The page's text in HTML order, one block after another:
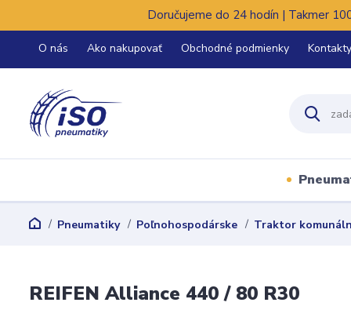
Doručujeme do 24 hodín | Takmer
O nás Ako nakupovať Obchodné podmienky Kontakty
Pneumatiky Poľnohospodárske Traktor
REIFEN Alliance 440 / 80 R30